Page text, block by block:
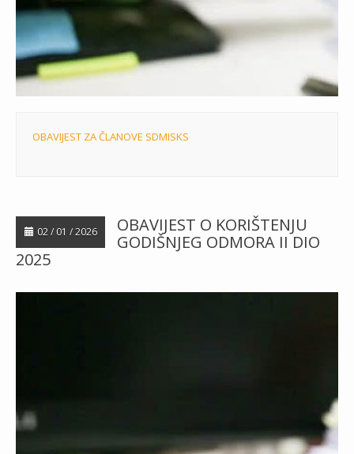
OBAVIJEST ZA ČLANOVE SDMISKS
02 / 01 / 2026
OBAVIJEST O KORIŠTENJU
GODIŠNJEG ODMORA II DIO
2025